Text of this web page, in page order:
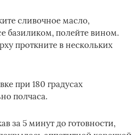
сливочное масло,
базиликом, полейте вином.
проткните в нескольких
при 180 градусах
полчаса.
за 5 минут до готовности,